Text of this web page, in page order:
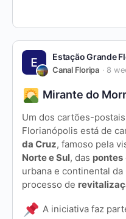
Estação Grande
Canal Floripa 8
Mirante do
Um dos cartões-
Florianópolis está de
da Cruz, famoso pela
Norte e Sul, das pontes
urbana e continental
processo de
A iniciativa faz